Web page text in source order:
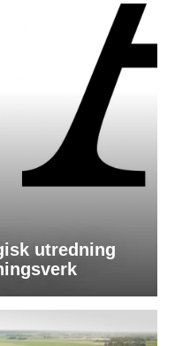
utredning